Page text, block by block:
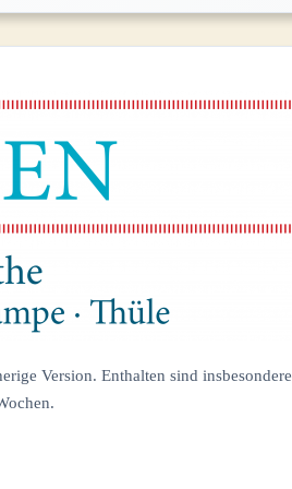
Version. Enthalten sind insbesondere